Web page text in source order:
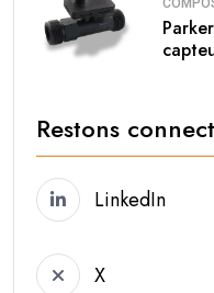
Restons
LinkedIn
X